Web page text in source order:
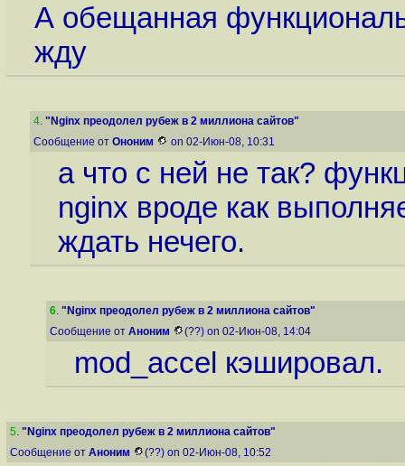
А обещанная
жду
4. "Nginx преодолел рубеж в 2 миллиона сайтов"
Сообщение от Ононим on 02-Июн-08, 10:31
а что с ней не так?
nginx вроде как
ждать нечего.
6. "Nginx преодолел рубеж в 2 миллиона сайтов"
Сообщение от Аноним (??) on 02-Июн-08, 14:04
mod_accel кэшировал.
5. "Nginx преодолел рубеж в 2 миллиона сайтов"
Сообщение от Аноним (??) on 02-Июн-08, 10:52